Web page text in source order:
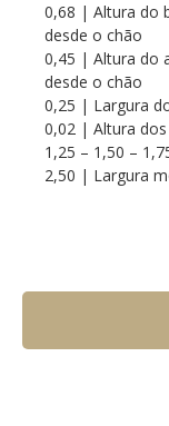
0,68 | Altura do
desde o chão
0,45 | Altura do
desde o chão
0,25 | Largura
0,02 | Altura
1,25 – 1,50 –
2,50 | Largura